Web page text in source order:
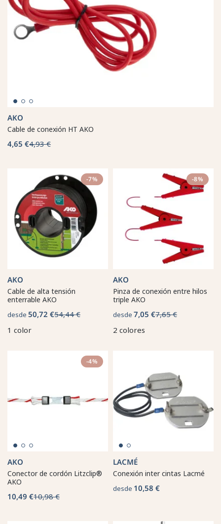
AKO
Cable de conexión HT AKO
4,65 €4,93 €
-7%
AKO
Cable de alta tensión
enterrable AKO
desde 50,72 €54,44 €
1 color
-8%
AKO
Pinza de conexión entre hilos
triple AKO
desde 7,05 €7,65 €
2 colores
-4%
AKO
Conector de cordón Litzclip®
AKO
10,49 €10,98 €
LACMÉ
Conexión inter cintas Lacmé
desde 10,58 €